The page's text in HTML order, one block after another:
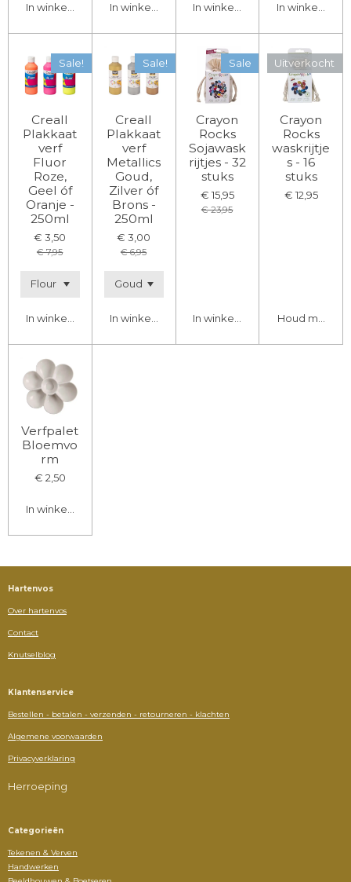
In winkelwagen In winkelwagen In winkelwagen In
Sale!
Creall
Plakkaat
verf
Fluor
Roze,
Geel óf
Oranje -
250ml
€ 3,50
€ 7,95
In winkelwagen
Sale!
Creall
Plakkaat
verf
Metallics
Goud,
Zilver óf
Brons -
250ml
€ 3,00
€ 6,95
In winkelwagen
Sale
Crayon
Rocks
Sojawask
rijtjes - 32
stuks
€ 15,95
€ 23,95
In winkelwagen
Uitverkocht
Crayon
Rocks
waskrijtje
s - 16
stuks
€ 12,95
Houd mij op
Verfpalet
Bloemvo
rm
€ 2,50
In winkelwagen
Hartenvos
Over hartenvos
Contact
Knutselblog
Klantenservice
Bestellen - betalen - verzenden - retourneren - klachten
Algemene voorwaarden
Privacyverklaring
Herroeping
Categorieën
Tekenen & Verven
Handwerken